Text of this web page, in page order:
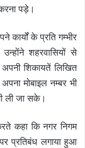
पड़े।
कार्यों के प्रति गम्भीर
शहरवासियों से
शिकायतें लिखित
मोबाइल नम्बर भी
ली जा सके।
कहा कि नगर निगम
प्रतिबंध लगाया हुआ